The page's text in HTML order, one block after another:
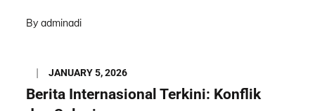
Byadminadi
Posted
on
JANUARY 5, 2026
Berita Internasional Terkini: Konflik